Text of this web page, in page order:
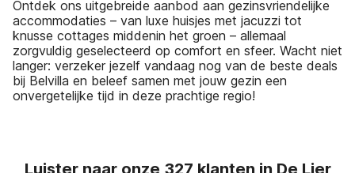
Ontdek ons uitgebreide aanbod aan gezinsvriendelijke
accommodaties – van luxe huisjes met jacuzzi tot
knusse cottages middenin het groen – allemaal
zorgvuldig geselecteerd op comfort en sfeer. Wacht niet
langer: verzeker jezelf vandaag nog van de beste deals
bij Belvilla en beleef samen met jouw gezin een
onvergetelijke tijd in deze prachtige regio!
Luister naar onze 327 klanten in De Lier